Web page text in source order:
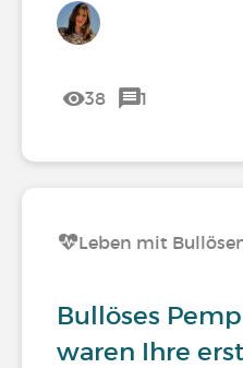
38 1
Leben mit
Bullöses
waren Ihre